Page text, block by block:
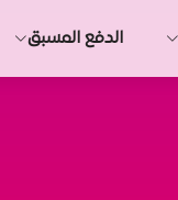
الدفع المسبق